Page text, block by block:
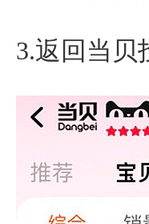
3.返回当贝